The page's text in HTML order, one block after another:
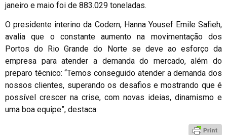
janeiro e maio foi de 883.029 toneladas.
O presidente interino da Codern, Hanna Yousef Emile Safieh,
avalia que o constante aumento na movimentação dos
Portos do Rio Grande do Norte se deve ao esforço da
empresa para atender a demanda do mercado, além do
preparo técnico: “Temos conseguido atender a demanda dos
nossos clientes, superando os desafios e mostrando que é
possível crescer na crise, com novas ideias, dinamismo e
uma boa equipe”, destaca.